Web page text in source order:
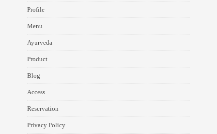
Profile
Menu
Ayurveda
Product
Blog
Access
Reservation
Privacy Policy